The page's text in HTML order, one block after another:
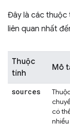
Đây là các thuộc
liên quan nhất
Thuộc
tính
Mô
sources
có